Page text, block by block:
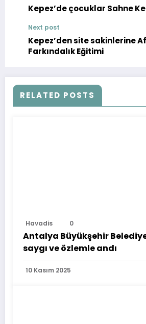
Kepez’de çocuklar Sahne
Next post
Kepez’den site sakinlerine
Farkındalık Eğitimi
RELATED POSTS
Havadis 0
Antalya Büyükşehir
saygı ve özlemle andı
10 Kasım 2025